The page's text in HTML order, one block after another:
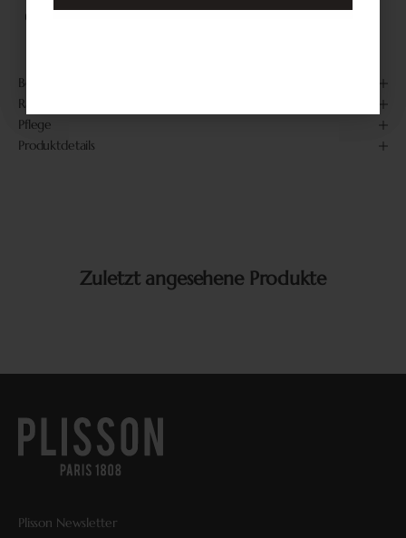
Beschreibung
Ratschläge zur Verwendung
Pflege
Produktdetails
Zuletzt angesehene Produkte
Plisson Newsletter